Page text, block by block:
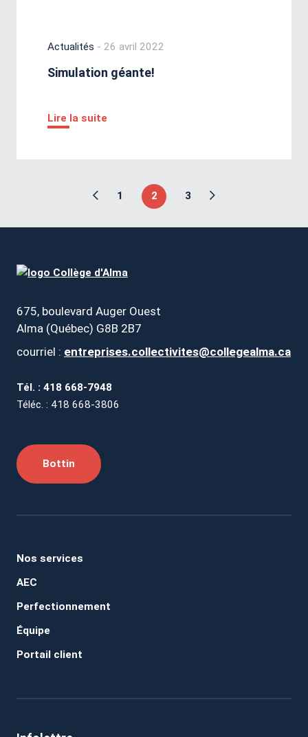
Actualités - 26 avril 2022
Simulation géante!
Lire la suite
1 2 3
675, boulevard Auger Ouest
Alma (Québec) G8B 2B7
courriel : entreprises.collectivites@collegealma.ca
Tél. : 418 668-7948
Téléc. : 418 668-3806
Bottin
Nos services
AEC
Perfectionnement
Équipe
Portail client